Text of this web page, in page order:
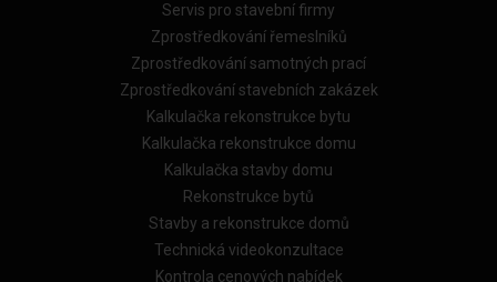
Servis pro stavební firmy
Zprostředkování řemeslníků
Zprostředkování samotných prací
Zprostředkování stavebních zakázek
Kalkulačka rekonstrukce bytu
Kalkulačka rekonstrukce domu
Kalkulačka stavby domu
Rekonstrukce bytů
Stavby a rekonstrukce domů
Technická videokonzultace
Kontrola cenových nabídek